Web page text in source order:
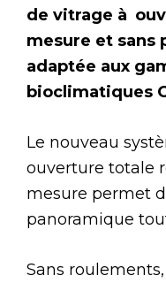
de vitrage à
mesure et sans
adaptée aux
bioclimatiques
Le nouveau
ouverture totale
mesure permet
panoramique
Sans